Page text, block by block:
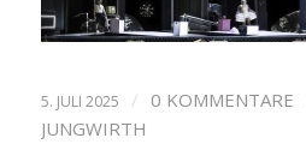
5. JULI 2025 / 0 KOMMENTARE
JUNGWIRTH